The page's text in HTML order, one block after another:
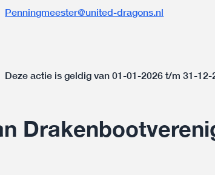
Penningmeester@united-dragons.nl
Deze actie is geldig van 01-01-2026 t/m 31-12-